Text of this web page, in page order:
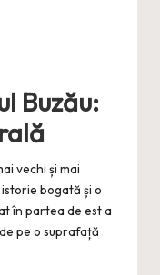
Buzău:
vechi și mai
bogată și o
în partea de est a
pe o suprafață